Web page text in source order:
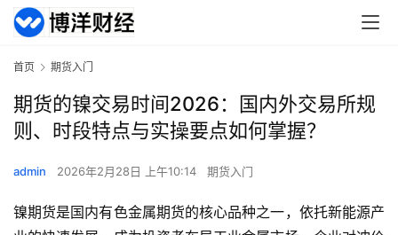
首页 期货入门
期货的镍交易时间2026：国内外交易所规
则、时段特点与实操要点如何掌握？
admin 2026年2月28日 上午10:14 期货入门
镍期货是国内有色金属期货的核心品种之一，依托新能源产